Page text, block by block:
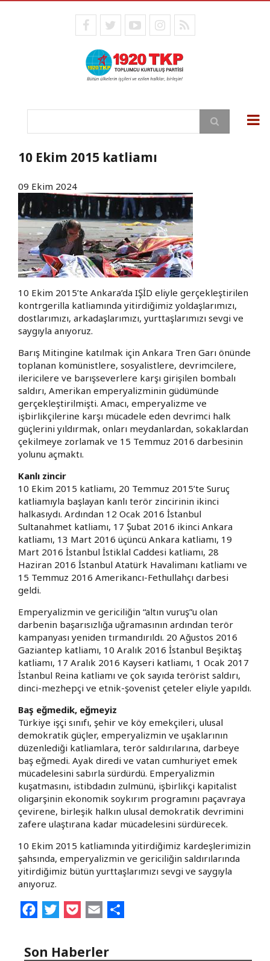
facebooktwitteryoutubeinstagram
RSS
Ara
10 Ekim 2015 katliamı
09 Ekim 2024
10 Ekim 2015’te Ankara’da IŞİD eliyle gerçekleştirilen
kontrgerilla katliamında yitirdiğimiz yoldaşlarımızı,
dostlarımızı, arkadaşlarımızı, yurttaşlarımızı sevgi ve
saygıyla anıyoruz.
Barış Mitingine katılmak için Ankara Tren Garı önünde
toplanan komünistlere, sosyalistlere, devrimcilere,
ilericilere ve barışseverlere karşı girişilen bombalı
saldırı, Amerikan emperyalizminin güdümünde
gerçekleştirilmişti. Amacı, emperyalizme ve
işbirlikçilerine karşı mücadele eden devrimci halk
güçlerini yıldırmak, onları meydanlardan, sokaklardan
çekilmeye zorlamak ve 15 Temmuz 2016 darbesinin
yolunu açmaktı.
Kanlı zincir
10 Ekim 2015 katliamı, 20 Temmuz 2015’te Suruç
katliamıyla başlayan kanlı terör zincirinin ikinci
halkasıydı. Ardından 12 Ocak 2016 İstanbul
Sultanahmet katliamı, 17 Şubat 2016 ikinci Ankara
katliamı, 13 Mart 2016 üçüncü Ankara katliamı, 19
Mart 2016 İstanbul İstiklal Caddesi katliamı, 28
Haziran 2016 İstanbul Atatürk Havalimanı katliamı ve
15 Temmuz 2016 Amerikancı-Fethullahçı darbesi
geldi.
Emperyalizmin ve gericiliğin “altın vuruş”u olan
darbenin başarısızlığa uğramasının ardından terör
kampanyası yeniden tırmandırıldı. 20 Ağustos 2016
Gaziantep katliamı, 10 Aralık 2016 İstanbul Beşiktaş
katliamı, 17 Aralık 2016 Kayseri katliamı, 1 Ocak 2017
İstanbul Reina katliamı ve çok sayıda terörist saldırı,
dinci-mezhepçi ve etnik-şovenist çeteler eliyle yapıldı.
Baş eğmedik, eğmeyiz
Türkiye işçi sınıfı, şehir ve köy emekçileri, ulusal
demokratik güçler, emperyalizmin ve uşaklarının
düzenlediği katliamlara, terör saldırılarına, darbeye
baş eğmedi. Ayak diredi ve vatan cumhuriyet emek
mücadelesini sabırla sürdürdü. Emperyalizmin
kuşatmasını, istibdadın zulmünü, işbirlikçi kapitalist
oligarşinin ekonomik soykırım programını paçavraya
çevirene, birleşik halkın ulusal demokratik devrimini
zafere ulaştırana kadar mücadelesini sürdürecek.
10 Ekim 2015 katliamında yitirdiğimiz kardeşlerimizin
şahsında, emperyalizmin ve gericiliğin saldırılarında
yitirdiğimiz bütün yurttaşlarımızı sevgi ve saygıyla
anıyoruz.
FacebookTwitterPocketEmail
Son Haberler